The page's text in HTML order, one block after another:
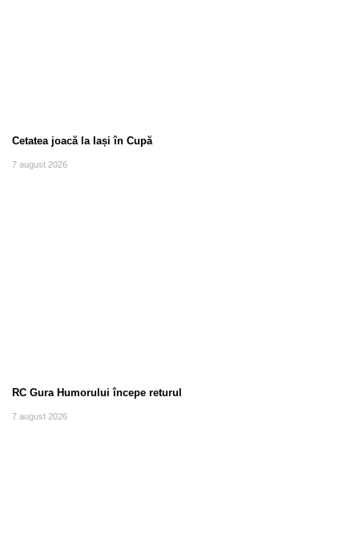
Cetatea joacă la Iași în Cupă
7 august 2026
RC Gura Humorului începe returul
7 august 2026